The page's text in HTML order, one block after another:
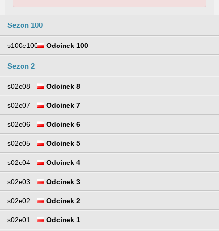
Sezon 100
s100e100 Odcinek 100
Sezon 2
s02e08 Odcinek 8
s02e07 Odcinek 7
s02e06 Odcinek 6
s02e05 Odcinek 5
s02e04 Odcinek 4
s02e03 Odcinek 3
s02e02 Odcinek 2
s02e01 Odcinek 1